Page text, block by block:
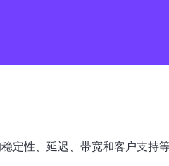
定性、延迟、带宽和客户支持